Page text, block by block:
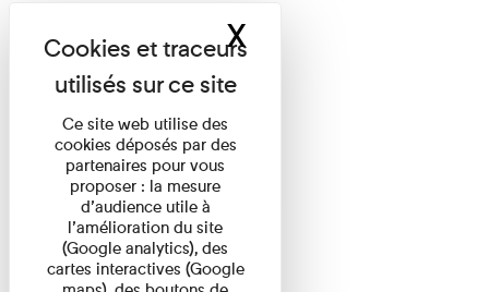
Ce site web utilise des
cookies déposés par des
partenaires pour vous
proposer : la mesure
d’audience utile à
l’amélioration du site
(Google analytics), des
cartes interactives (Google
XMasquer le